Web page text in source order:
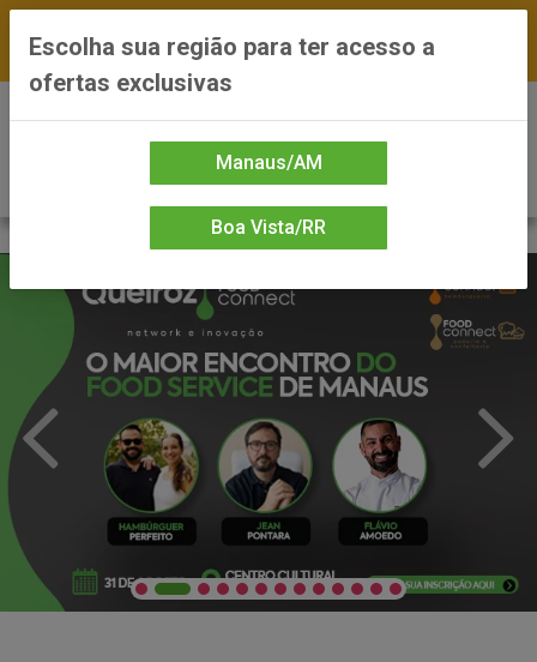
*Preços exclusivos do site — Entrega em até 24h
Escolha sua região para ter acesso a
ofertas exclusivas
Manaus/AM
Boa Vista/RR